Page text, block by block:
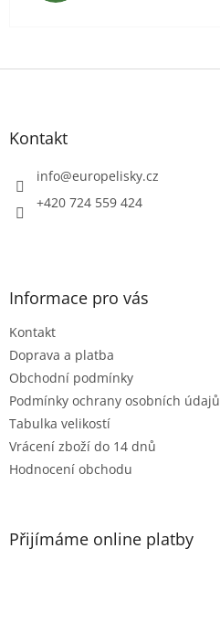
Z
Kontakt
info@europelisky.cz
+420 724 559 424
Informace pro vás
Kontakt
Doprava a platba
Obchodní podmínky
Podmínky ochrany osobních údajů
Tabulka velikostí
Vrácení zboží do 14 dnů
Hodnocení obchodu
Přijímáme online platby